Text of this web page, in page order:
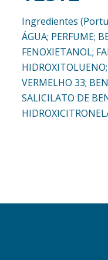
Ingredientes
ÁGUA; PERFUME;
FENOXIETANOL;
VERMELHO 33;
SALICILATO DE